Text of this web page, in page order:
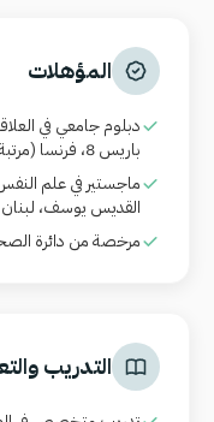
المؤهلات
دبلوم جامعي في
باريس 8، فرنسا (مرتبة الشرف الأولى)
ماجستير في علم
القديس يوسف، لبنان
مرخصة من دائرة
التدريب